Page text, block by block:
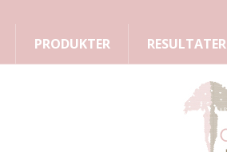
PRODUKTER RESULTATER